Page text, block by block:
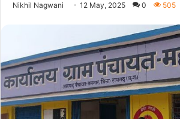
Nikhil Nagwani 12 May, 2025 0 505